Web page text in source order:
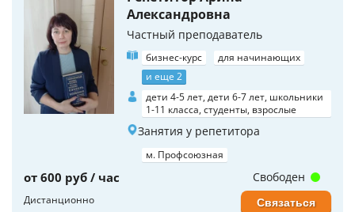
Александровна
Частный преподаватель
бизнес-курс
для начинающих
и еще 2
дети 4-5 лет, дети 6-7 лет, школьники
1-11 класса, студенты, взрослые
Занятия у репетитора
м. Профсоюзная
от 600 руб / час
Дистанционно
Свободен
Связаться